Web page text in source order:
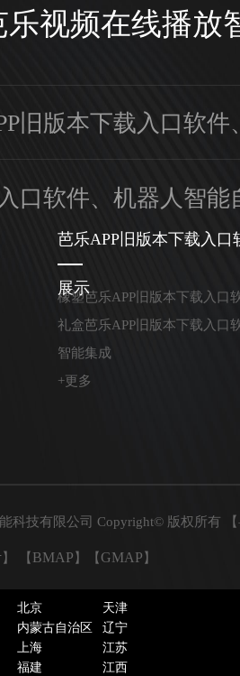
乐视频在线播放
版本下载入口软件
口软件、机器人智
芭乐APP旧版本下载入口
展示
橡塑芭乐APP旧版本下载入口
礼盒芭乐APP旧版本下载入口
智能集成
+更多
科技有限公司 Copyright© 版权所有 【
】 【 BMAP 】【GMAP 】
北京
天津
内蒙古自治区
辽宁
上海
江苏
福建
江西